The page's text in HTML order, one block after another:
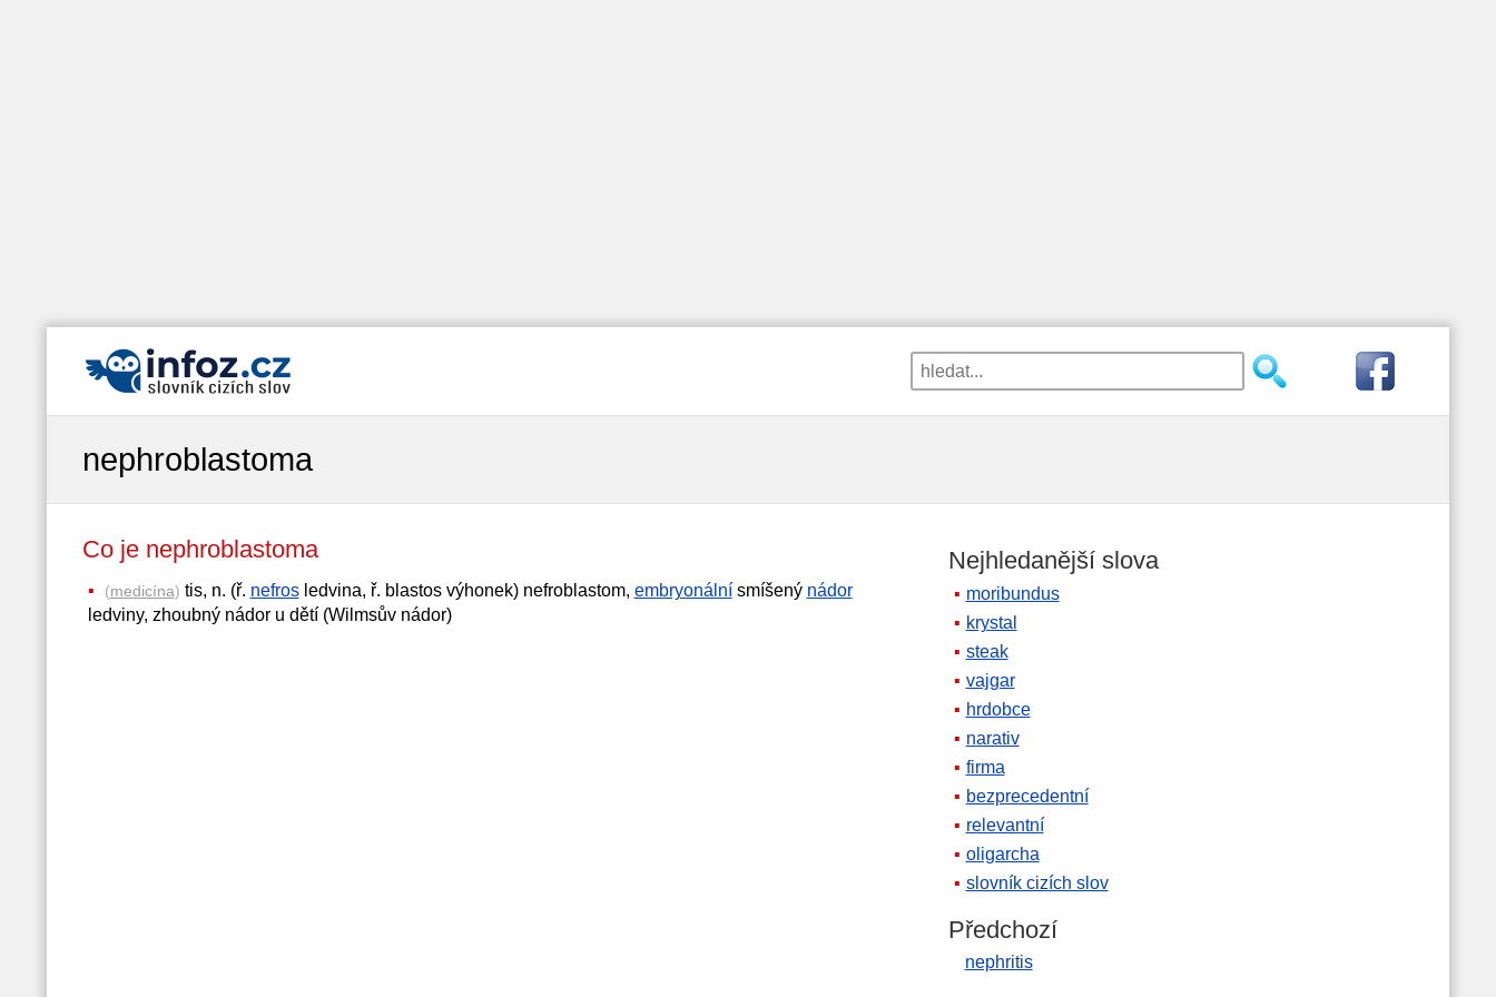
nephroblastoma
Co je nephroblastoma
(medicína) tis, n. (ř. nefrosledvina, ř. blastos výhonek) nefroblastom, embryonálnísmíšený nádor
ledviny, zhoubný nádor u dětí (Wilmsův nádor)
Nejhledanější slova
moribundus
krystal
steak
vajgar
hrdobce
narativ
firma
bezprecedentní
relevantní
oligarcha
slovník cizích slov
Předchozí
nephritis